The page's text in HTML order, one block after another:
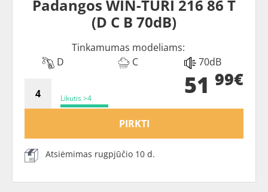
Padangos WIN-TURI 216 86 T
(D C B 70dB)
Tinkamumas modeliams:
D
C 70dB
Likutis >4 51 99€
PIRKTI
Atsiėmimas rugpjūčio 10 d.